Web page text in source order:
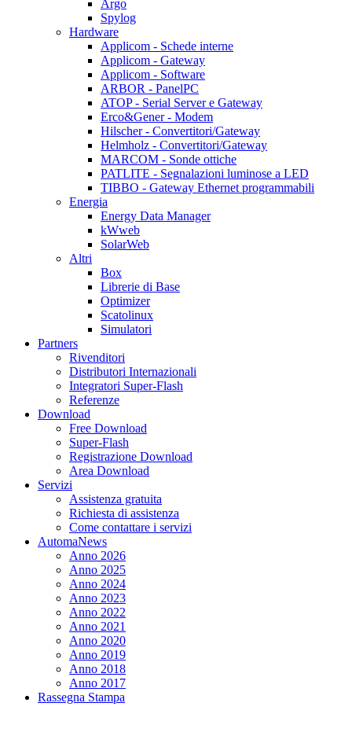
Argo
Spylog
Hardware
Applicom - Schede interne
Applicom - Gateway
Applicom - Software
ARBOR - PanelPC
ATOP - Serial Server e Gateway
Erco&Gener - Modem
Hilscher - Convertitori/Gateway
Helmholz - Convertitori/Gateway
MARCOM - Sonde ottiche
PATLITE - Segnalazioni luminose a LED
TIBBO - Gateway Ethernet programmabili
Energia
Energy Data Manager
kWweb
SolarWeb
Altri
Box
Librerie di Base
Optimizer
Scatolinux
Simulatori
Partners
Rivenditori
Distributori Internazionali
Integratori Super-Flash
Referenze
Download
Free Download
Super-Flash
Registrazione Download
Area Download
Servizi
Assistenza gratuita
Richiesta di assistenza
Come contattare i servizi
AutomaNews
Anno 2026
Anno 2025
Anno 2024
Anno 2023
Anno 2022
Anno 2021
Anno 2020
Anno 2019
Anno 2018
Anno 2017
Rassegna Stampa